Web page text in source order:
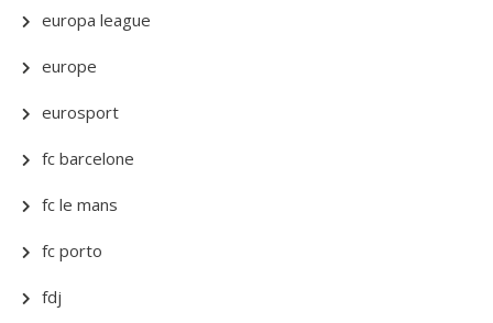
europa league
europe
eurosport
fc barcelone
fc le mans
fc porto
fdj